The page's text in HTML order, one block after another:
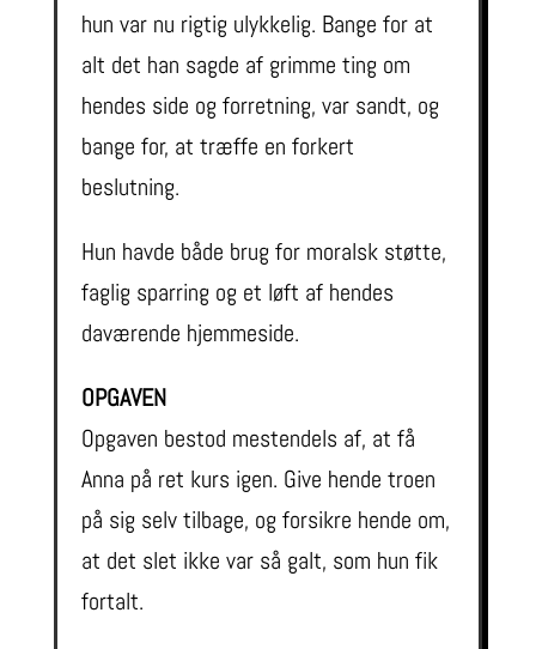
hun var nu rigtig ulykkelig. Bange for at
alt det han sagde af grimme ting om
hendes side og forretning, var sandt, og
bange for, at træffe en forkert
beslutning.
Hun havde både brug for moralsk støtte,
faglig sparring og et løft af hendes
daværende hjemmeside.
OPGAVEN
Opgaven bestod mestendels af, at få
Anna på ret kurs igen. Give hende troen
på sig selv tilbage, og forsikre hende om,
at det slet ikke var så galt, som hun fik
fortalt.